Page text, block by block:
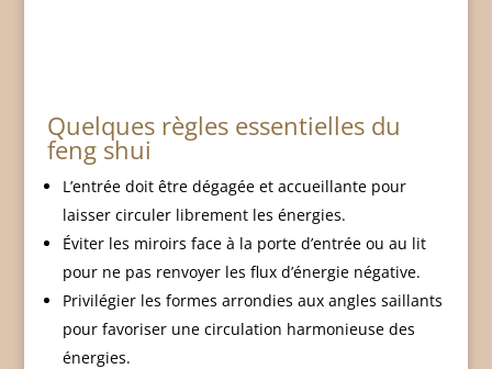
Quelques règles essentielles du
feng shui
L’entrée doit être dégagée et accueillante pour
laisser circuler librement les énergies.
Éviter les miroirs face à la porte d’entrée ou au lit
pour ne pas renvoyer les flux d’énergie négative.
Privilégier les formes arrondies aux angles saillants
pour favoriser une circulation harmonieuse des
énergies.